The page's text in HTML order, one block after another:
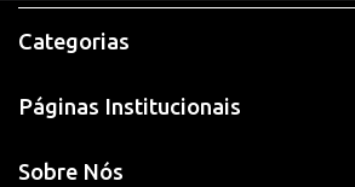
Categorias
Páginas Institucionais
Sobre Nós